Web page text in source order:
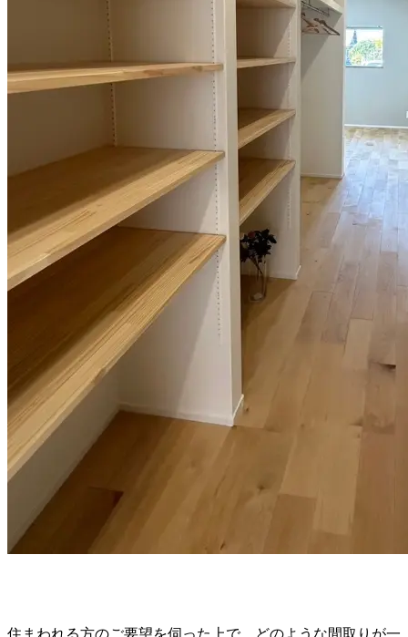
住まわれる方のご要望を伺った上で、どのような間取りが一